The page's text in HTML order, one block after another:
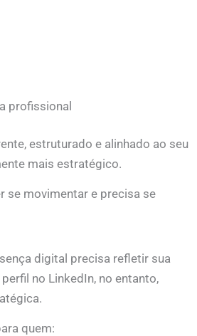
profissional
estruturado e alinhado ao seu
mais estratégico.
se movimentar e precisa se
digital precisa refletir sua
no LinkedIn, no entanto,
quem: